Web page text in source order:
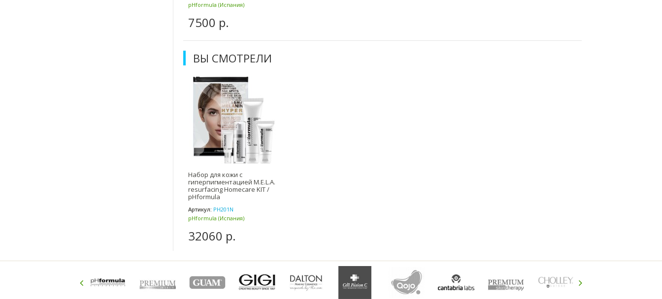
pHformula (Испания)
7500 р.
ВЫ СМОТРЕЛИ
Набор для кожи с
гиперпигментацией M.E.L.A.
resurfacing Homecare KIT /
pHformula
Артикул: PH201N
pHformula (Испания)
32060 р.